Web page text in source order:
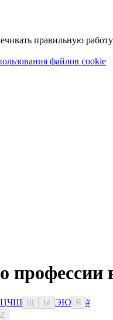
правильную
файлов cookie
ЦЧШ Ы ЭЮ Я
#
Z